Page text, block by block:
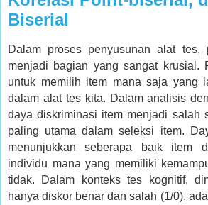
Biserial
Dalam proses penyusunan alat tes,
menjadi bagian yang sangat krusial.
untuk memilih item mana saja yang
dalam alat tes kita. Dalam analisis
daya diskriminasi item menjadi salah
paling utama dalam seleksi item.
menunjukkan seberapa baik item
individu mana yang memiliki
tidak. Dalam konteks tes kognitif,
hanya diskor benar dan salah (1/0),